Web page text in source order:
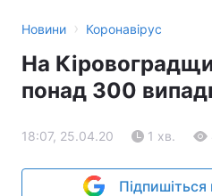
Новини › Коронавірус
На
понад 300
18:07, 25.04.20 1 хв.